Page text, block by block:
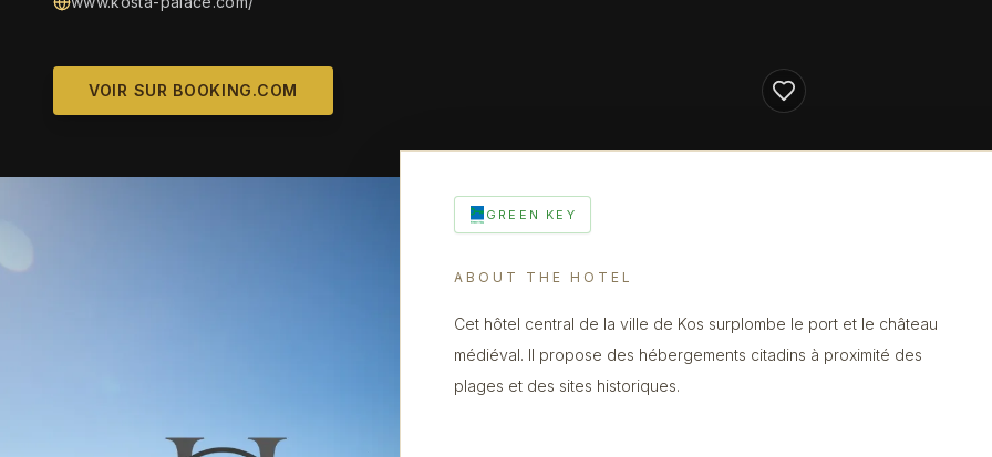
VOIR SUR BOOKING.COM
GREEN KEY
ABOUT THE HOTEL
Cet hôtel central de la ville de Kos surplombe le port et le château
médiéval. Il propose des hébergements citadins à proximité des
plages et des sites historiques.